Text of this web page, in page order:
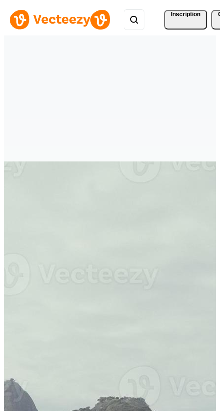
Inscription